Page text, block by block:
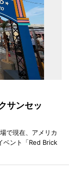
サンセッ
で現在、アメリカ
ベント「Red Brick